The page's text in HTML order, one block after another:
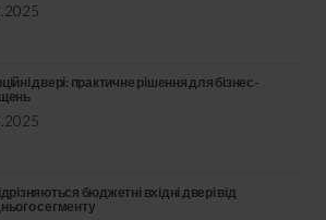
двері: практичне рішення для бізнес-
бюджетні вхідні двері від
сегменту